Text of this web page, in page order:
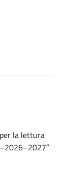
la lettura